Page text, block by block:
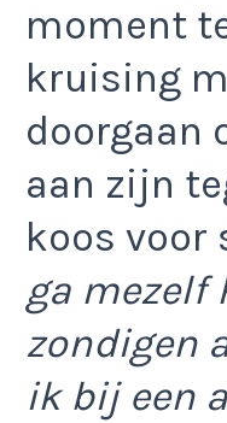
moment
kruising
doorgaan
aan zijn
koos
ga mezelf
zondigen
ik bij een